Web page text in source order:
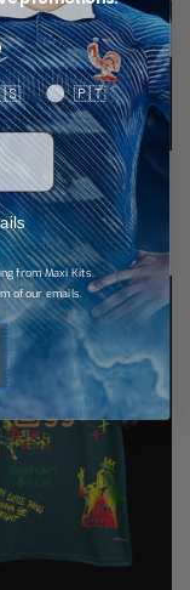
jersey tercera
🇵🇹
from Maxi Kits.
of our emails.